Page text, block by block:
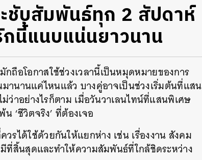
ชับสัมพันธ์ทุก 2 สัปดาห์
นี้แนบแน่นยาวนาน
ถือโอกาสใช้ช่วงเวลานี้เป็นหมุดหมายของการ
านานแค่ไหนแล้ว บางคู่อาจเป็นช่วงเริ่มต้นที่แสน
าอย่างไรก็ตาม เมื่อวันวาเลนไทน์ที่แสนพิเศษ
‘ชีวิตจริง’ ที่ต้องเจอ
ได้ใช้ด้วยกันให้แยกห่าง เช่น เรื่องงาน สังคม
สิ้นสุดและทำให้ความสัมพันธ์ที่ใกล้ชิดระหว่าง